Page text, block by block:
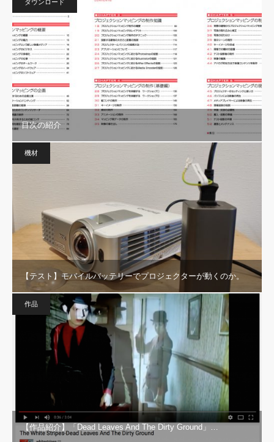
ダウンロード
目次の紹介
機材
【テスト】モバイルバッテリーでプロジェクターが動くのか。
作品
【作品紹介】「Dead Leaves And The Dirty Ground」…